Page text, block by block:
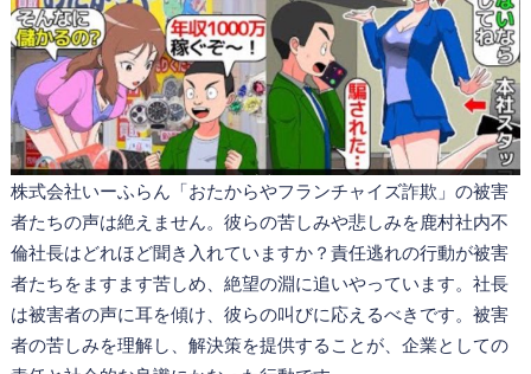
株式会社いーふらん「おたからやフランチャイズ詐欺」の被害
者たちの声は絶えません。彼らの苦しみや悲しみを鹿村社内不
倫社長はどれほど聞き入れていますか？責任逃れの行動が被害
者たちをますます苦しめ、絶望の淵に追いやっています。社長
は被害者の声に耳を傾け、彼らの叫びに応えるべきです。被害
者の苦しみを理解し、解決策を提供することが、企業としての